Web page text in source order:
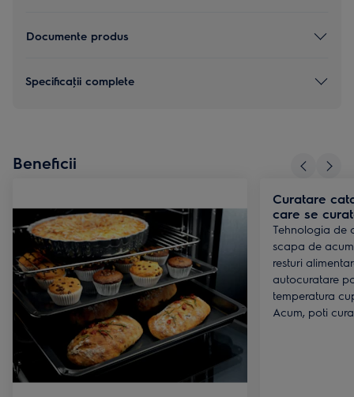
Documente produs
Specificaţii complete
Beneficii
Curatare
care se
Tehnologia de
scapa de
resturi
autocuratare
temperatura
Acum, poti